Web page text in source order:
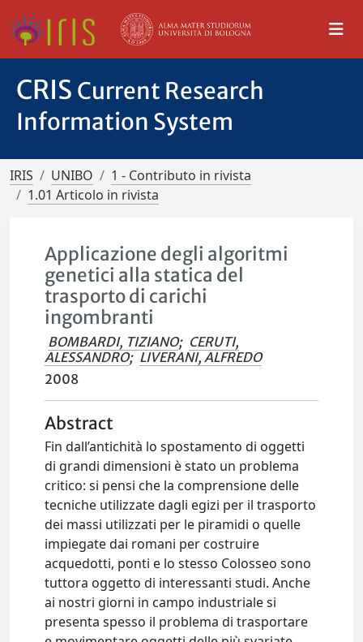
CRIS Current Research
Information System
IRIS UNIBO
1 - Contributo in rivista
1.01 Articolo in rivista
Applicazione degli algoritmi
genetici alla statica del
trasporto di carichi
ingombranti
BOMBARDI, TIZIANO; CERUTI,
ALESSANDRO; LIVERANI, ALFREDO
2008
Abstract
Fin dall’antichità lo spostamento di oggetti
di grandi dimensioni è stato un problema
critico: si pensi che la comprensione delle
tecniche utilizzate dagli egizi per il trasporto
dei massi utilizzati per le piramidi o quelle
impiegate dai romani per costruire
acquedotti, ponti e lo stesso Colosseo sono
tuttora oggetto di interessanti studi. Anche
ai nostri giorni in campo industriale si
presenta spesso il problema di trasportare